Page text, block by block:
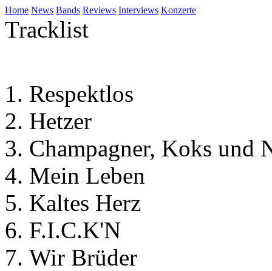
Home News Bands Reviews Interviews Konzerte
Tracklist
Respektlos
Hetzer
Champagner, Koks und
Mein Leben
Kaltes Herz
F.I.C.K'N
Wir Brüder